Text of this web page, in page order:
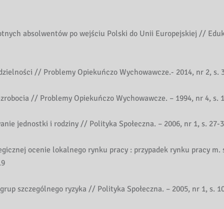
absolwentów po wejściu Polski do Unii Europejskiej //
// Problemy Opiekuńczo Wychowawcze.- 2014, nr 2, s.
// Problemy Opiekuńczo Wychowawcze. – 1994, nr 4, s.
jednostki i rodziny // Polityka Społeczna. – 2006, nr 1, s. 27-
ocenie lokalnego rynku pracy : przypadek rynku pracy m.
szczególnego ryzyka // Polityka Społeczna. – 2005, nr 1, s.